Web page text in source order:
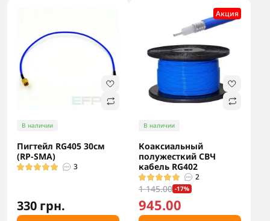
В наличии
Пигтейл RG405 30см
(RP-SMA)
3
330 грн.
Акция
В наличии
Коаксиальный
полужесткий СВЧ
кабель RG402
2
1 145.00 -17%
945.00